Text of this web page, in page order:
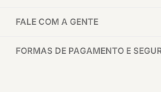
FALE COM A GENTE
FORMAS DE PAGAMENTO E